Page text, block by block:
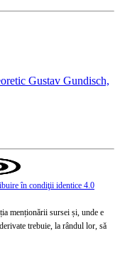
Gustav Gundisch,
în condiţii identice 4.0
menționării sursei și, unde e
trebuie, la rândul lor, să